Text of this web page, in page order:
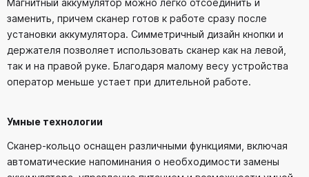
Магнитный аккумулятор можно легко отсоединить и
заменить, причем сканер готов к работе сразу после
установки аккумулятора. Симметричный дизайн кнопки и
держателя позволяет использовать сканер как на левой,
так и на правой руке. Благодаря малому весу устройства
оператор меньше устает при длительной работе.
Умные технологии
Сканер-кольцо оснащен различными функциями, включая
автоматические напоминания о необходимости замены